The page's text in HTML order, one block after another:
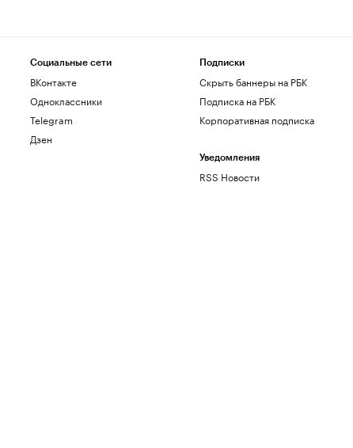
Социальные сети
ВКонтакте
Одноклассники
Telegram
Дзен
Подписки
Скрыть баннеры на РБК
Подписка на РБК
Корпоративная подписка
Уведомления
RSS Новости